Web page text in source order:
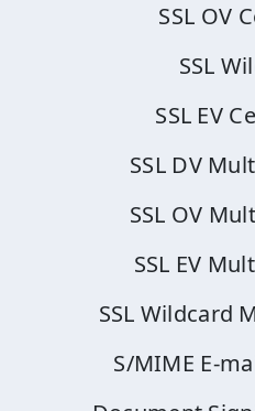
SSL OV
SSL
SSL EV
SSL DV
SSL OV
SSL EV
SSL Wildcard
S/MIME E-